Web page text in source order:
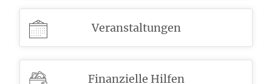
Veranstaltungen
Finanzielle Hilfen